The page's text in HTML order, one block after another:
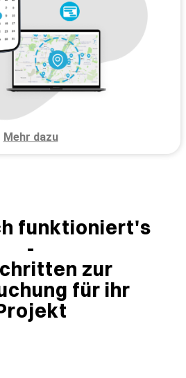
Mehr dazu
funktioniert's
-
zur
für ihr